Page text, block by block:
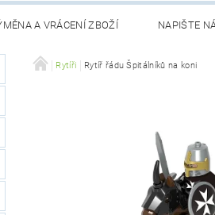
A VRÁCENÍ ZBOŽÍ NAPIŠTE
Rytíři Rytíř řádu Špitálníků na koni